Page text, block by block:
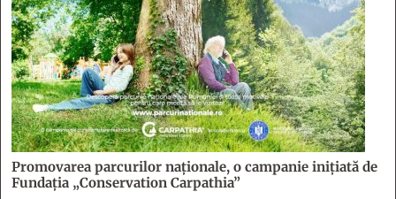
Promovarea parcurilor naționale, o campanie inițiată de
Fundația „Conservation Carpathia”